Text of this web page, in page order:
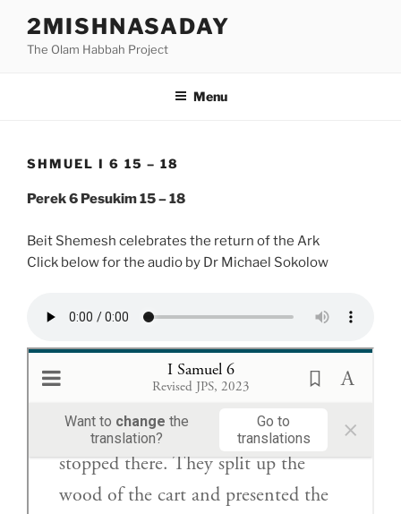
content
2MISHNASADAY
The Olam Habbah Project
Menu
SHMUEL I 6 15 – 18
Perek 6 Pesukim 15 – 18
Beit Shemesh celebrates the return of the Ark
Click below for the audio by Dr Michael Sokolow